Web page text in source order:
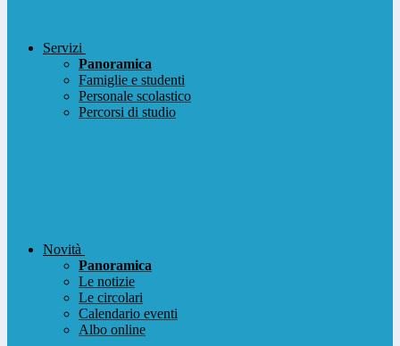
Servizi
Panoramica
Famiglie e studenti
Personale scolastico
Percorsi di studio
Novità
Panoramica
Le notizie
Le circolari
Calendario eventi
Albo online